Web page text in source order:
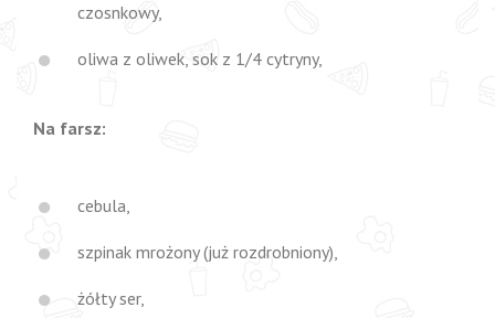
czosnkowy,
oliwa z oliwek, sok z 1/4 cytryny,
Na farsz:
cebula,
szpinak mrożony (już rozdrobniony),
żółty ser,